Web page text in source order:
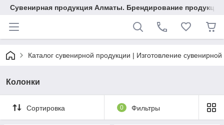
Сувенирная продукция Алматы. Брендирование
Каталог сувенирной продукции | Изготовление
Колонки
Сортировка 0 Фильтры